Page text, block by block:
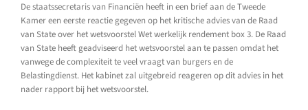
De staatssecretaris van Financiën heeft in een brief aan de Tweede
Kamer een eerste reactie gegeven op het kritische advies van de Raad
van State over het wetsvoorstel Wet werkelijk rendement box 3. De Raad
van State heeft geadviseerd het wetsvoorstel aan te passen omdat het
vanwege de complexiteit te veel vraagt van burgers en de
Belastingdienst. Het kabinet zal uitgebreid reageren op dit advies in het
nader rapport bij het wetsvoorstel.